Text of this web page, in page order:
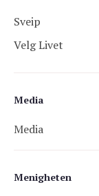
Menigheten
Sveip
Velg Livet
Media
Media